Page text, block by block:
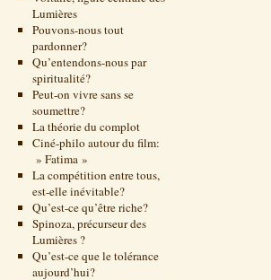
Lumières
Pouvons-nous tout
pardonner?
Qu’entendons-nous par
spiritualité?
Peut-on vivre sans se
soumettre?
La théorie du complot
Ciné-philo autour du film:
» Fatima »
La compétition entre tous,
est-elle inévitable?
Qu’est-ce qu’être riche?
Spinoza, précurseur des
Lumières ?
Qu’est-ce que le tolérance
aujourd’hui?